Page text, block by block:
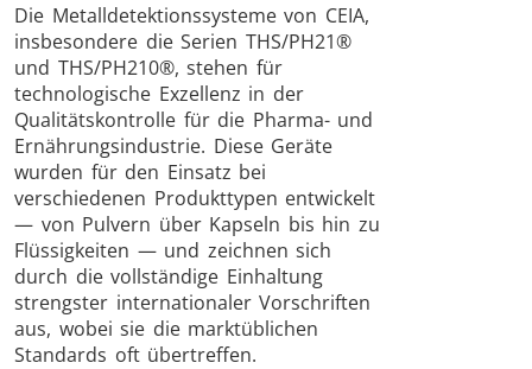
THS Production
4.0
MD-SCOPE
Die Metalldetektionssysteme von CEIA,
insbesondere die Serien THS/PH21®
und THS/PH210®, stehen für
technologische Exzellenz in der
Qualitätskontrolle für die Pharma- und
Ernährungsindustrie. Diese Geräte
wurden für den Einsatz bei
verschiedenen Produkttypen entwickelt
— von Pulvern über Kapseln bis hin zu
Flüssigkeiten — und zeichnen sich
durch die vollständige Einhaltung
strengster internationaler Vorschriften
aus, wobei sie die marktüblichen
Standards oft übertreffen.